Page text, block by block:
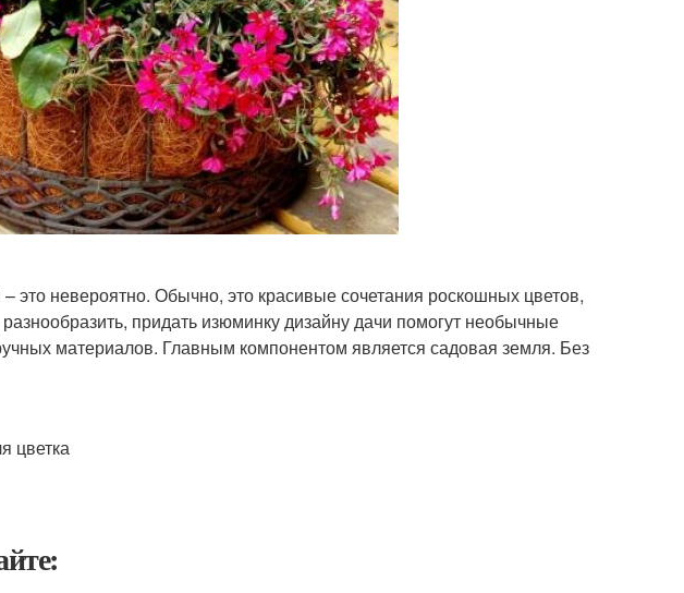
это невероятно. Обычно, это красивые сочетания роскошных цветов,
придать изюминку дизайну дачи помогут необычные
материалов. Главным компонентом является садовая земля. Без
цветка